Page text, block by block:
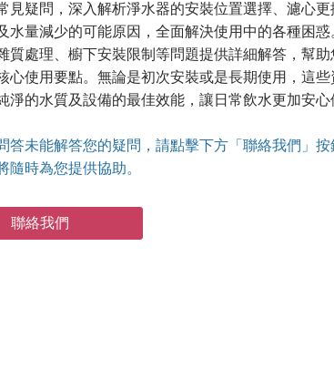
見疑問，深入解析淨水器的安裝位置選擇、濾心更
水量減少的可能原因，全面解決使用中的各種困
質處理、櫥下安裝限制等問題提供詳細解答，幫助
心使用要點。無論是初次安裝或是長期使用，這些
淨的水質及設備的最佳效能，讓日常飲水更加安心
答未能解答您的疑問，請點擊下方「聯絡我們」按
隨時為您提供協助。
聯絡我們